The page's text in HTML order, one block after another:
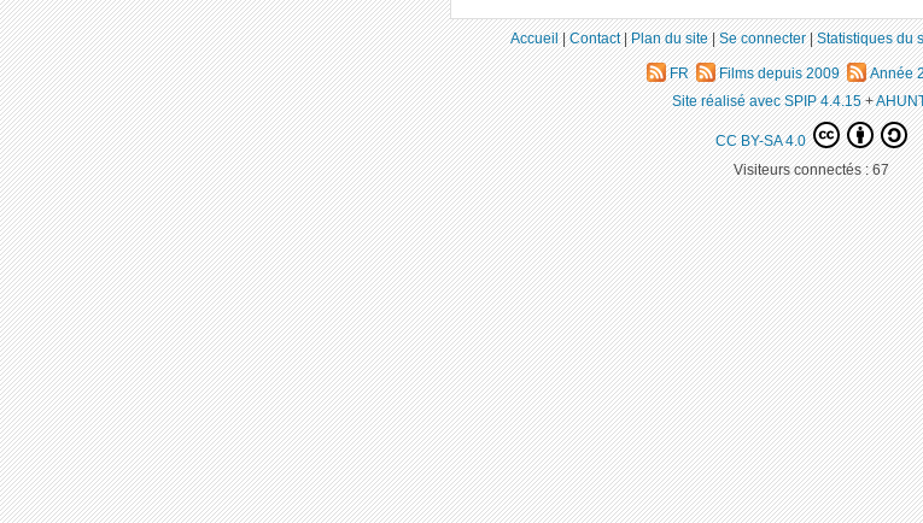
Accueil|Contact|Plan du site|Se connecter|Statistiques du
FR Films depuis 2009 Année
Site réalisé avec SPIP 4.4.15+
CC BY-SA 4.0
Visiteurs connectés :67